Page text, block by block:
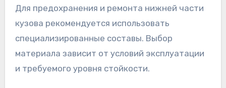
Для предохранения и ремонта нижней части
кузова рекомендуется использовать
специализированные составы. Выбор
материала зависит от условий эксплуатации
и требуемого уровня стойкости.